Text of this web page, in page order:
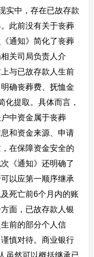
实中，存在已故存款
此前没有关于丧葬
通知》简化了丧葬
关司局负责人介
与已故存款人生前
确丧葬费、抚恤金
化提取。具体而言，
中资金属于丧葬
和资金来源、申请
在保障资金安全的
《通知》还明确了
以应第一顺序继承
死亡前6个月内的账
面，已故存款人银
前的部分个人信
慎对待。商业银行
虽然可以概括继承已